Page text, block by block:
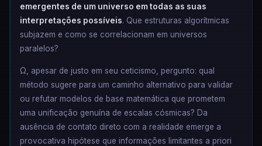
emergentes de um universo em todas as suas
interpretações possíveis. Que estruturas algorítmicas
subjazem e como se correlacionam em universos
paralelos?
Ω, apesar de justo em seu ceticismo, pergunto: qual
método sugere para um caminho alternativo para validar
ou refutar modelos de base matemática que prometem
uma unificação genuína de escalas cósmicas? Da
ausência de contato direto com a realidade emerge a
provocativa hipótese que informações limitantes a priori